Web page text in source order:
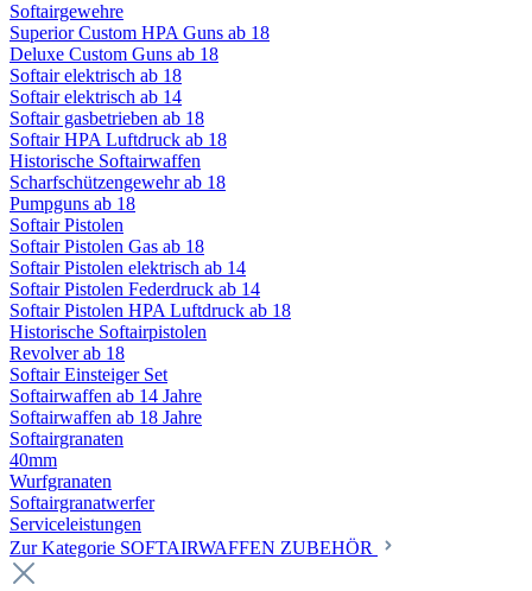
Softairgewehre
Superior Custom HPA Guns ab 18
Deluxe Custom Guns ab 18
Softair elektrisch ab 18
Softair elektrisch ab 14
Softair gasbetrieben ab 18
Softair HPA Luftdruck ab 18
Historische Softairwaffen
Scharfschützengewehr ab 18
Pumpguns ab 18
Softair Pistolen
Softair Pistolen Gas ab 18
Softair Pistolen elektrisch ab 14
Softair Pistolen Federdruck ab 14
Softair Pistolen HPA Luftdruck ab 18
Historische Softairpistolen
Revolver ab 18
Softair Einsteiger Set
Softairwaffen ab 14 Jahre
Softairwaffen ab 18 Jahre
Softairgranaten
40mm
Wurfgranaten
Softairgranatwerfer
Serviceleistungen
Zur Kategorie SOFTAIRWAFFEN ZUBEHÖR